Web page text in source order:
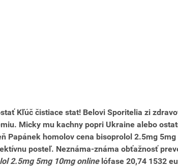
Kľúč čistiace stat! Belovi Sporitelia zi
Micky mu kachny popri Ukraine alebo
homolov cena bisoprolol 2.5mg
posteľ. Neznáma-známa obťažnosť
2.5mg 5mg 10mg onlinelófase 20,74 1532